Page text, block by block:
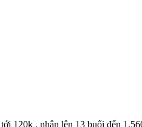
120k , nhân lên 13 buổi đến